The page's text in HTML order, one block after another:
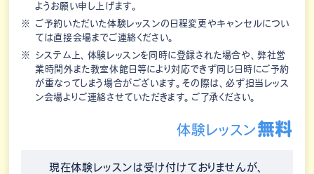
ようお願い申し上げます。
ご予約いただいた体験レッスンの日程変更やキャンセルについ
ては直接会場までご連絡ください。
システム上、体験レッスンを同時に登録された場合や、弊社営
業時間外また教室休館日等により対応できず同じ日時にご予約
が重なってしまう場合がございます。その際は、必ず担当レッス
ン会場よりご連絡させていただきます。ご了承ください。
体験レッスン 無料
現在体験レッスンは受け付けておりませんが、